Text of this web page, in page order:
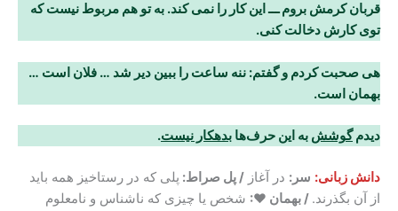
قربان کرمش بروم ـــ این کار را نمی کند. به تو هم مربوط نیست که
توی کارش دخالت کنی.
هی صحبت کردم و گفتم: ننه ساعت را ببین دیر شد … فلان است …
بهمان است.
دیدمگوشش به این حرف‌ها بدهکار نیست.
دانش زبانی: سر: در آغاز / پل صراط: پلی که در رستاخیز همه باید
از آن بگذرند. / بهمان ♥: شخص یا چیزی که ناشناس و نامعلوم